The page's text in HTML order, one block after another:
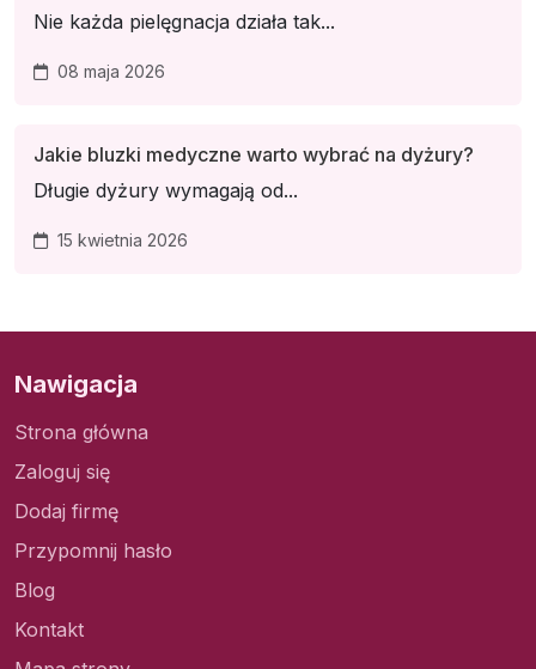
Nie każda pielęgnacja działa tak...
08 maja 2026
Jakie bluzki medyczne warto wybrać na dyżury?
Długie dyżury wymagają od...
15 kwietnia 2026
Nawigacja
Strona główna
Zaloguj się
Dodaj firmę
Przypomnij hasło
Blog
Kontakt